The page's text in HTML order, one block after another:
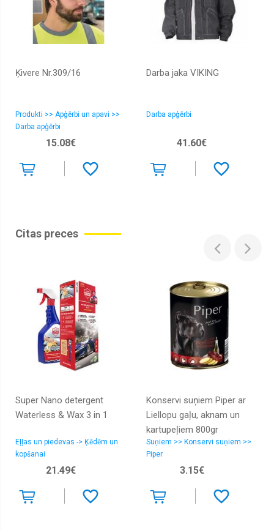
Ķivere Nr.309/16
Produkti >> Apģērbi un apavi >>
Darba apģērbi
15.08€
Darba jaka VIKING
Darba apģērbi
41.60€
Citas preces
Super Nano detergent
Waterless & Wax 3 in 1
Eļļas un piedevas -> Ķēdēm un
kopšanai
21.49€
Konservi suņiem Piper ar
Liellopu gaļu, aknam un
kartupeļiem 800gr
Suņiem >> Konservi suņiem >>
Piper
3.15€